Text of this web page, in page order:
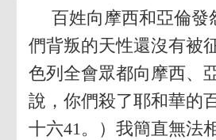
百姓向摩西和亞倫發
們背叛的天性還沒有被
色列全會眾都向摩西、
說，你們殺了耶和華的
十六41。）我簡直無法